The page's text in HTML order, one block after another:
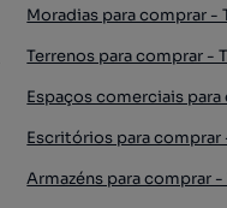
Moradias para comprar -
Terrenos para comprar -
Espaços comerciais
Escritórios para
Armazéns para comprar